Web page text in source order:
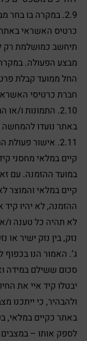
2.9. במקרה בו
כרטיס האשראי
תיחשב כמושלמת רק
מבצע הפעולה.
החל ממועד קבלת
חברת כרטיסי
2.10. התמונות ו/
באתר נועדו להמחשה
2.11. אישור
קיים במלאי מחסני
במועד ההזמנה. עם
קיים במלאי והמוצר
ההזמנה, לא יהיו קיד
לא תהיה כל טענה ו/
נזק, בין נזק ישיר
ג’. האמור הנו
יבטלו קיד איי את
ולהבהיר, כי ייתכנו
באתר כקיים במלאי,
לספק אותו –